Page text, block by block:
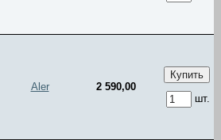
Aler
2 590,00
шт.